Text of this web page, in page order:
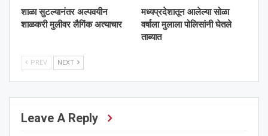
शाळा सुटल्यानंतर अल्पवयीन
शाळकरी मुलीवर लैगिंक अत्याचार
मध्यप्रदेशातून आलेल्या सोळा
वर्षाला मुलाला पोलिसांनी घेतले
ताब्यात
PREV NEXT
Leave A Reply